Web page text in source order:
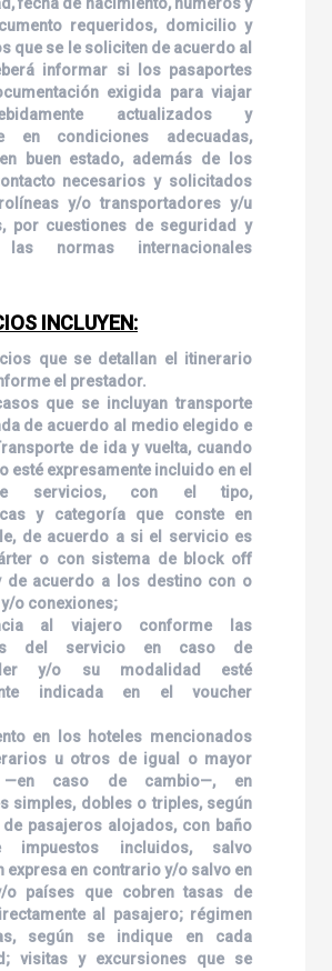
requeridos, domicilio y
que se le soliciten de acuerdo al
informar si los pasaportes
exigida para viajar
actualizados y
en condiciones adecuadas,
buen estado, además de los
necesarios y solicitados
y/o transportadores y/u
por cuestiones de seguridad y
las normas internacionales
INCLUYEN:
que se detallan el itinerario
el prestador.
que se incluyan transporte
de acuerdo al medio elegido e
de ida y vuelta, cuando
esté expresamente incluido en el
servicios, con el tipo,
y categoría que conste en
de acuerdo a si el servicio es
o con sistema de block off
de acuerdo a los destino con o
o conexiones;
al viajero conforme las
del servicio en caso de
y/o su modalidad esté
indicada en el voucher
en los hoteles mencionados
u otros de igual o mayor
—en caso de cambio—, en
simples, dobles o triples, según
de pasajeros alojados, con baño
impuestos incluidos, salvo
expresa en contrario y/o salvo en
o países que cobren tasas de
al pasajero; régimen
según se indique en cada
visitas y excursiones que se